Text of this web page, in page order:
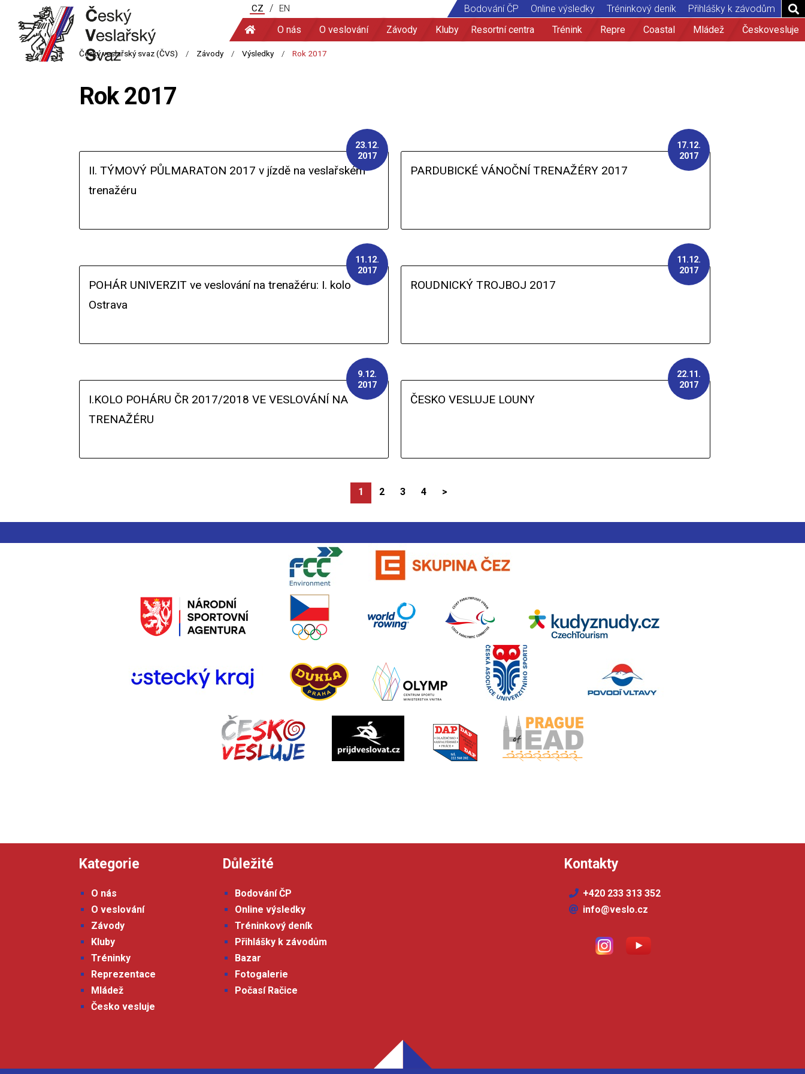
CZ / EN Bodování ČP Online výsledky Tréninkový deník
Přihlášky k závodům
O nás
O veslování Závody Kluby Resortní centra Trénink Repre Coastal Mládež Českovesluje
Rok 2017
23.12.
2017
II. TÝMOVÝ PŮLMARATON 2017 v jízdě na veslařském
trenažéru
17.12.
2017
PARDUBICKÉ VÁNOČNÍ TRENAŽÉRY 2017
11.12.
2017
POHÁR UNIVERZIT ve veslování na trenažéru: I. kolo
Ostrava
11.12.
2017
ROUDNICKÝ TROJBOJ 2017
9.12.
2017
I.KOLO POHÁRU ČR 2017/2018 VE VESLOVÁNÍ NA
TRENAŽÉRU
22.11.
2017
ČESKO VESLUJE LOUNY
1 2 3 4 >
Kategorie
O nás
O veslování
Závody
Kluby
Tréninky
Reprezentace
Mládež
Česko vesluje
Důležité
Bodování ČP
Online výsledky
Tréninkový deník
Přihlášky k závodům
Bazar
Fotogalerie
Počasí Račice
Kontakty
+420 233 313 352
info@veslo.cz